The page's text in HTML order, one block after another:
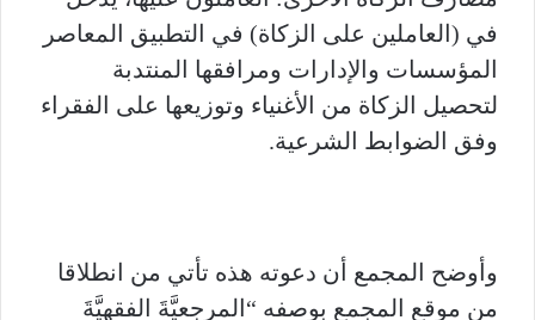
في (العاملين على الزكاة) في التطبيق المعاصر
المؤسسات والإدارات ومرافقها المنتدبة
لتحصيل الزكاة من الأغنياء وتوزيعها على الفقراء
وفق الضوابط الشرعية.
وأوضح المجمع أن دعوته هذه تأتي من انطلاقا
من موقع المجمع بوصفه “المرجعيَّةَ الفقهيَّةَ